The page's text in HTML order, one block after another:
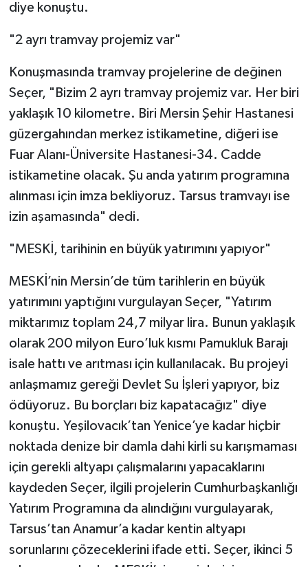
diye konuştu.
"2 ayrı tramvay projemiz var"
Konuşmasında tramvay projelerine de değinen
Seçer, "Bizim 2 ayrı tramvay projemiz var. Her biri
yaklaşık 10 kilometre. Biri Mersin Şehir Hastanesi
güzergahından merkez istikametine, diğeri ise
Fuar Alanı-Üniversite Hastanesi-34. Cadde
istikametine olacak. Şu anda yatırım programına
alınması için imza bekliyoruz. Tarsus tramvayı ise
izin aşamasında" dedi.
"MESKİ, tarihinin en büyük yatırımını yapıyor"
MESKİ’nin Mersin’de tüm tarihlerin en büyük
yatırımını yaptığını vurgulayan Seçer, "Yatırım
miktarımız toplam 24,7 milyar lira. Bunun yaklaşık
olarak 200 milyon Euro’luk kısmı Pamukluk Barajı
isale hattı ve arıtması için kullanılacak. Bu projeyi
anlaşmamız gereği Devlet Su İşleri yapıyor, biz
ödüyoruz. Bu borçları biz kapatacağız" diye
konuştu. Yeşilovacık’tan Yenice’ye kadar hiçbir
noktada denize bir damla dahi kirli su karışmaması
için gerekli altyapı çalışmalarını yapacaklarını
kaydeden Seçer, ilgili projelerin Cumhurbaşkanlığı
Yatırım Programına da alındığını vurgulayarak,
Tarsus’tan Anamur’a kadar kentin altyapı
sorunlarını çözeceklerini ifade etti. Seçer, ikinci 5